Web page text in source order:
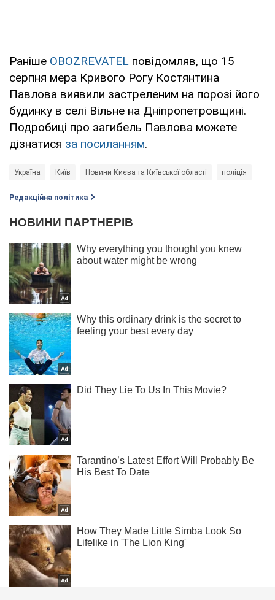
Раніше OBOZREVATEL повідомляв, що 15
серпня мера Кривого Рогу Костянтина
Павлова виявили застреленим на порозі його
будинку в селі Вільне на Дніпропетровщині.
Подробиці про загибель Павлова можете
дізнатися за посиланням.
Україна Київ Новини Києва та Київської області поліція
Редакційна політика